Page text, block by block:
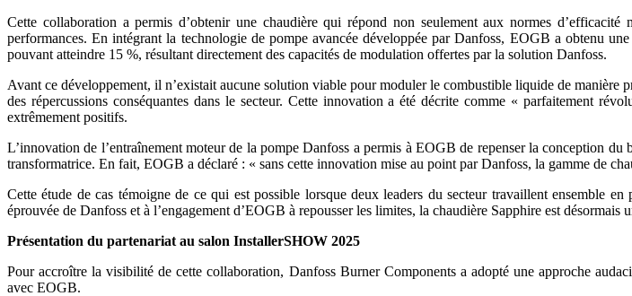
Cette collaboration a permis d’obtenir une chaudière qui répond non seulement aux normes
performances. En intégrant la technologie de pompe avancée développée par Danfoss, EOGB a obtenu
pouvant atteindre 15 %, résultant directement des capacités de modulation offertes par la solution Danfoss.
Avant ce développement, il n’existait aucune solution viable pour moduler le combustible liquide de
des répercussions conséquantes dans le secteur. Cette innovation a été décrite comme « parfaitement
extrêmement positifs.
L’innovation de l’entraînement moteur de la pompe Danfoss a permis à EOGB de repenser la conception
transformatrice. En fait, EOGB a déclaré : « sans cette innovation mise au point par Danfoss, la gamme de
Cette étude de cas témoigne de ce qui est possible lorsque deux leaders du secteur travaillent ensemble
éprouvée de Danfoss et à l’engagement d’EOGB à repousser les limites, la chaudière Sapphire est désormais
Présentation du partenariat au salon InstallerSHOW 2025
Pour accroître la visibilité de cette collaboration, Danfoss Burner Components a adopté une approche
avec EOGB.